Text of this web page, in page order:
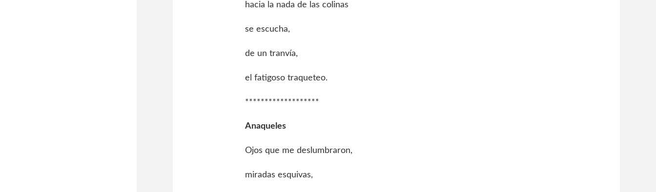
hacia la nada de las colinas
se escucha,
de un tranvía,
el fatigoso traqueteo.
*******************
Anaqueles
Ojos que me deslumbraron,
miradas esquivas,